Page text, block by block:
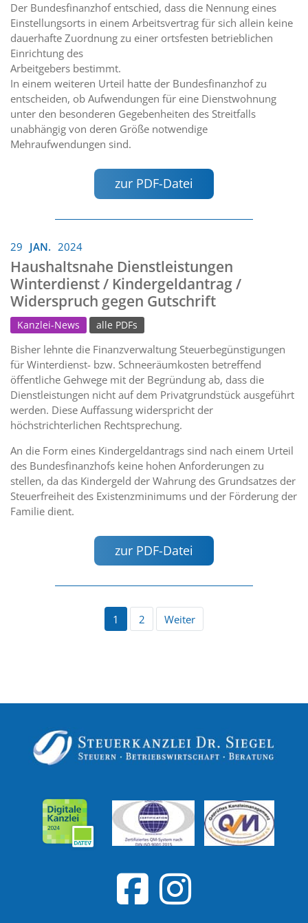
Der Bundesfinanzhof entschied, dass die Nennung eines
Einstellungsorts in einem Arbeitsvertrag für sich allein keine
dauerhafte Zuordnung zu einer ortsfesten betrieblichen
Einrichtung des
Arbeitgebers bestimmt.
In einem weiteren Urteil hatte der Bundesfinanzhof zu
entscheiden, ob Aufwendungen für eine Dienstwohnung
unter den besonderen Gegebenheiten des Streitfalls
unabhängig von deren Größe notwendige
Mehraufwendungen sind.
zur PDF-Datei
29 JAN. 2024
Haushaltsnahe Dienstleistungen
Winterdienst / Kindergeldantrag /
Widerspruch gegen Gutschrift
Kanzlei-News alle PDFs
Bisher lehnte die Finanzverwaltung Steuerbegünstigungen
für Winterdienst- bzw. Schneeräumkosten betreffend
öffentliche Gehwege mit der Begründung ab, dass die
Dienstleistungen nicht auf dem Privatgrundstück ausgeführt
werden. Diese Auffassung widerspricht der
höchstrichterlichen Rechtsprechung.
An die Form eines Kindergeldantrags sind nach einem Urteil
des Bundesfinanzhofs keine hohen Anforderungen zu
stellen, da das Kindergeld der Wahrung des Grundsatzes der
Steuerfreiheit des Existenzminimums und der Förderung der
Familie dient.
zur PDF-Datei
1 2 Weiter